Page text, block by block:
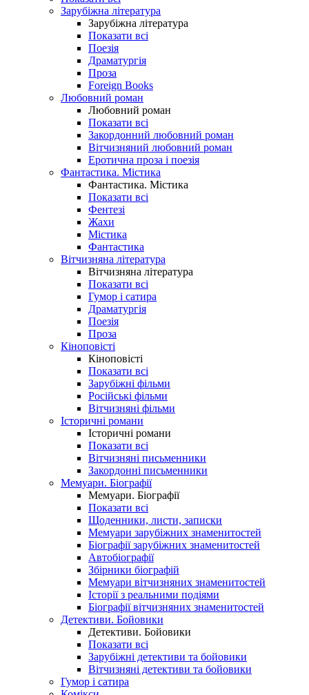
Зарубіжна література
Зарубіжна література
Показати всі
Поезія
Драматургія
Проза
Foreign Books
Любовний роман
Любовний роман
Показати всі
Закордонний любовний роман
Вітчизняний любовний роман
Еротична проза і поезія
Фантастика. Містика
Фантастика. Містика
Показати всі
Фентезі
Жахи
Містика
Фантастика
Вітчизняна література
Вітчизняна література
Показати всі
Гумор і сатира
Драматургія
Поезія
Проза
Кіноповісті
Кіноповісті
Показати всі
Зарубіжні фільми
Російські фільми
Вітчизняні фільми
Історичні романи
Історичні романи
Показати всі
Вітчизняні письменники
Закордонні письменники
Мемуари. Біографії
Мемуари. Біографії
Показати всі
Щоденники, листи, записки
Мемуари зарубіжних знаменитостей
Біографії зарубіжних знаменитостей
Автобіографії
Збірники біографій
Мемуари вітчизняних знаменитостей
Історії з реальними подіями
Біографії вітчизняних знаменитостей
Детективи. Бойовики
Детективи. Бойовики
Показати всі
Зарубіжні детективи та бойовики
Вітчизняні детективи та бойовики
Гумор і сатира